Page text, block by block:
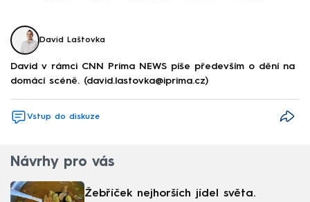
David Laštovka
David v rámci CNN Prima NEWS píše především o dění na
domácí scéně. (david.lastovka@iprima.cz)
Vstup do diskuze
Návrhy pro vás
Žebříček nejhorších jídel světa.